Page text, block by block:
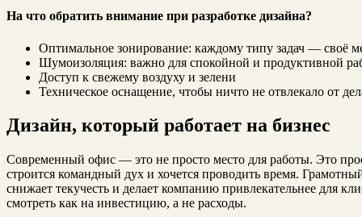
На что обратить внимание при разработке дизайна?
Оптимальное зонирование: каждому типу задач — своё
Шумоизоляция: важно для спокойной и продуктивной
Доступ к свежему воздуху и зелени
Техническое оснащение, чтобы ничто не отвлекало от
Дизайн, который работает на бизнес
Современный офис — это не просто место для работы. Это
строится командный дух и хочется проводить время.
снижает текучесть и делает компанию привлекательнее для
смотреть как на инвестицию, а не расходы.